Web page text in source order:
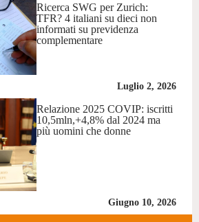
Ricerca SWG per Zurich:
TFR? 4 italiani su dieci non
informati su previdenza
complementare
Luglio 2, 2026
Relazione 2025 COVIP: iscritti
10,5mln,+4,8% dal 2024 ma
più uomini che donne
Giugno 10, 2026